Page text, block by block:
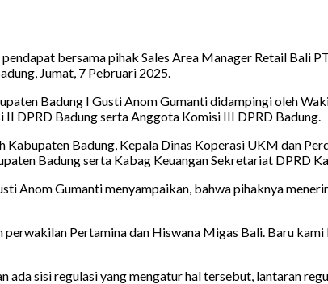
bersama pihak Sales Area Manager Retail Bali
Jumat, 7 Pebruari 2025.
Badung I Gusti Anom Gumanti didampingi oleh
DPRD Badung serta Anggota Komisi III DPRD Badung.
Badung, Kepala Dinas Koperasi UKM dan
Badung serta Kabag Keuangan Sekretariat DPRD
Anom Gumanti menyampaikan, bahwa pihaknya
Pertamina dan Hiswana Migas Bali. Baru
sisi regulasi yang mengatur hal tersebut, lantaran